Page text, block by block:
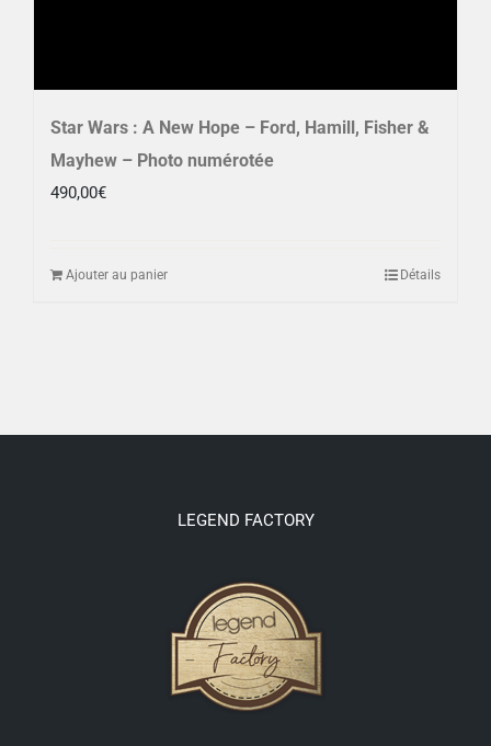
Star Wars : A New Hope – Ford, Hamill, Fisher &
Mayhew – Photo numérotée
490,00€
Ajouter au panier Détails
LEGEND FACTORY